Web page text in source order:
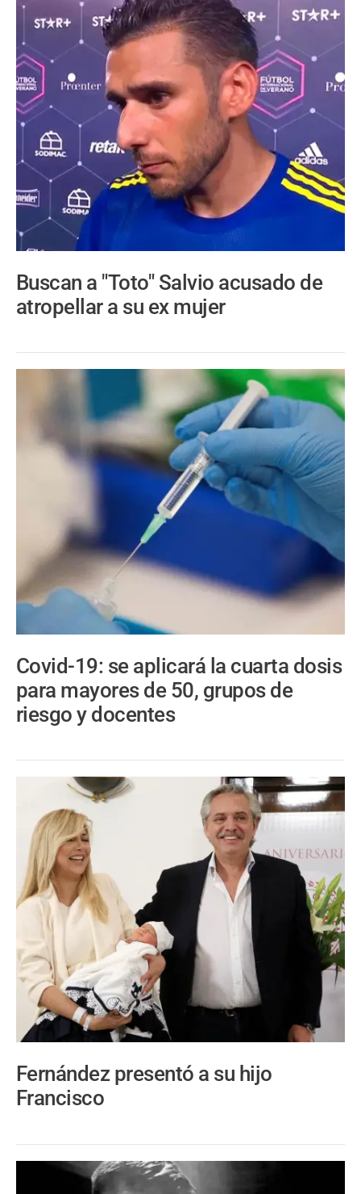
Buscan a "Toto" Salvio acusado de
atropellar a su ex mujer
Covid-19: se aplicará la cuarta dosis
para mayores de 50, grupos de
riesgo y docentes
Fernández presentó a su hijo
Francisco